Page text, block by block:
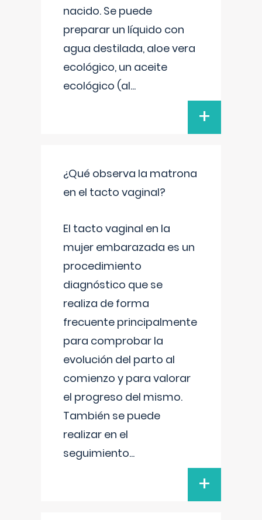
nacido. Se puede
preparar un líquido con
agua destilada, aloe vera
ecológico, un aceite
ecológico (al...
+
¿Qué observa la matrona
en el tacto vaginal?
El tacto vaginal en la
mujer embarazada es un
procedimiento
diagnóstico que se
realiza de forma
frecuente principalmente
para comprobar la
evolución del parto al
comienzo y para valorar
el progreso del mismo.
También se puede
realizar en el
seguimiento...
+